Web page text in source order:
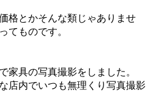
格とかそんな類じゃありませ
てものです。
家具の写真撮影をしました。
店内でいつも無理くり写真撮影